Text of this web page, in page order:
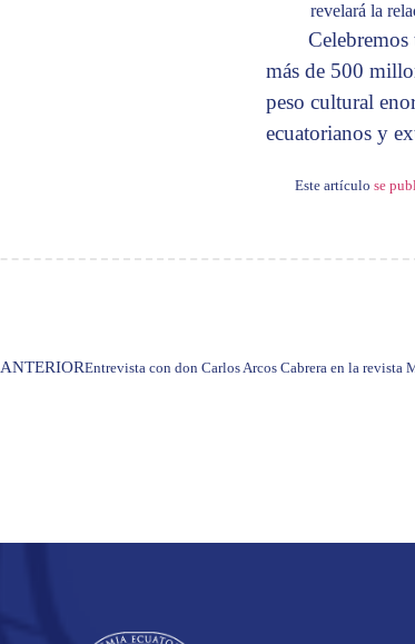
revelará la
más de 500
peso cultural
ecuatorianos y
Este artículo se
ANTERIOREntrevista con don Carlos Arcos Cabrera en la revista